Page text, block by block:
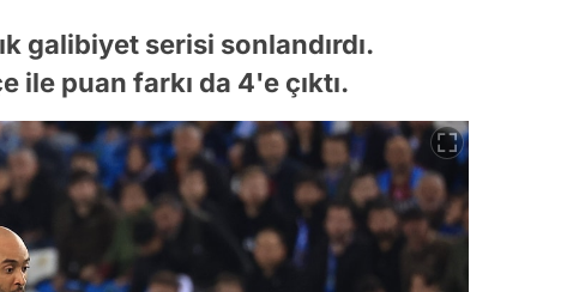
galibiyet serisi sonlandırdı.
ile puan farkı da 4'e çıktı.